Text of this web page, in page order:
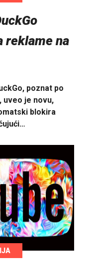
reklame na
poznat po
je novu,
blokira